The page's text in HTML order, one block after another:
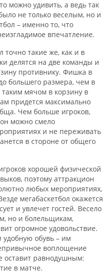
можно удивить, а ведь так
не только веселым, но и
– именно то, что
впечатление.
точно такие же, как и в
делятся на две команды и
противнику. Фишка в
большего размера, чем в
мячом в корзину в
придется максимально
Чем больше игроков,
можно смело
и не переживать
в стороне от общего
хорошей физической
поэтому аттракцион
любых мероприятиях,
мегабаскетбол окажется
и увлечет гостей. Весело
но и болельщикам,
огромное удовольствие.
удобную обувь – им
воплощение
оставит равнодушным:
в матче.